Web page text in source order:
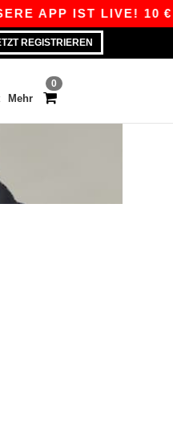
APP IST LIVE! 10 €
REGISTRIEREN
0
Mehr